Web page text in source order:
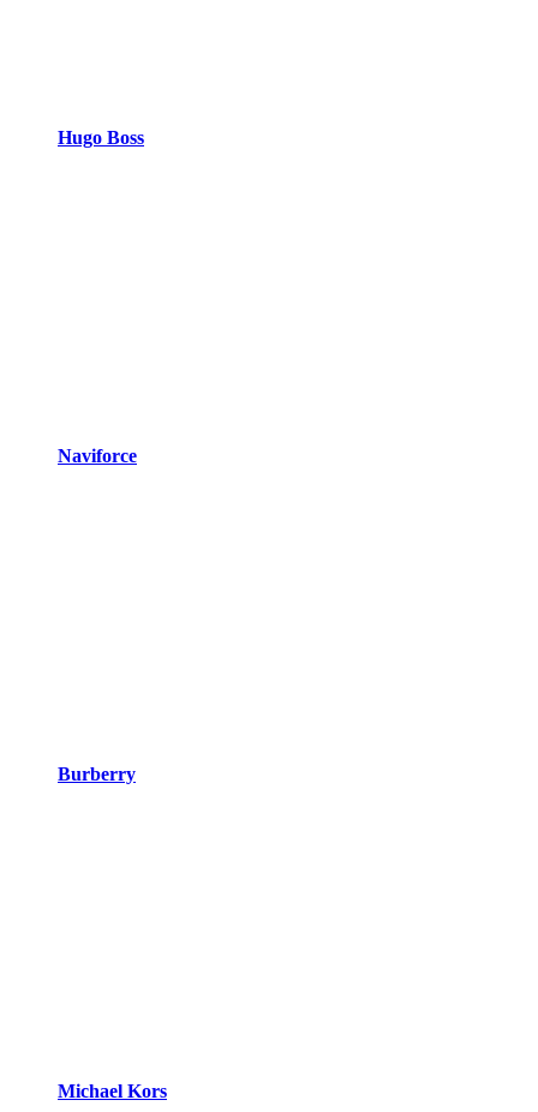
Hugo Boss
Naviforce
Burberry
Michael Kors